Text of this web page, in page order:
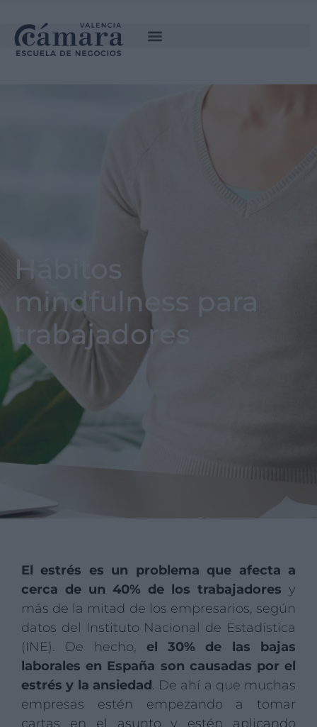
Hábitos
mindfulness para
trabajadores
El estrés es un problema que afecta a
cerca de un 40% de los trabajadores y
más de la mitad de los empresarios, según
datos del Instituto Nacional de Estadística
(INE). De hecho, el 30% de las bajas
laborales en España son causadas por el
estrés y la ansiedad. De ahí a que muchas
empresas estén empezando a tomar
cartas en el asunto y estén aplicando